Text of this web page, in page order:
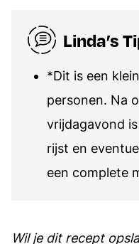
Linda’s
*Dit is een
personen. Na
vrijdagavond
rijst en
een complete
Wil je dit recept